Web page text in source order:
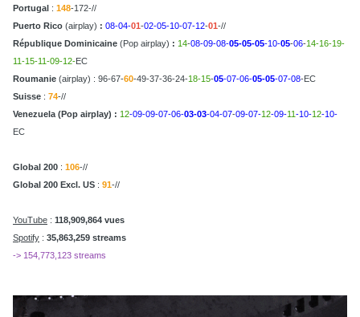
Portugal : 148-172-//
Puerto Rico (airplay) : 08-04-01 -02-05-10-07-12-01 -//
République Dominicaine (Pop airplay) : 14-08-09-08-05-05-05-10-05-06-14-16-19-
11-15-11-09-12-EC
Roumanie (airplay) : 96-67-60-49-37-36-24-18-15-05-07-06-05-05-07-08-EC
Suisse : 74-//
Venezuela (Pop airplay) : 12-09-09-07-06-03-03-04-07-09-07-12-09-11 -10-12-10-
EC
Global 200 : 106-//
Global 200 Excl. US : 91-//
YouTube : 118,909,864 vues
Spotify : 35,863,259 streams
-> 154,773,123 streams